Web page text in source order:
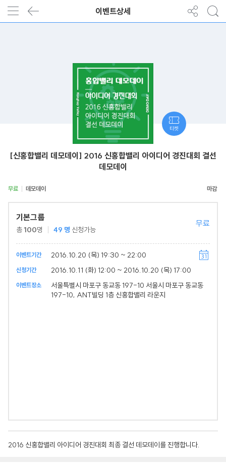
이벤트상세
[신홍합밸리 데모데이] 2016 신홍합밸리 아이디어 경진대회 결선
데모데이
무료 데모데이
기본그룹
총100명 49 명 신청가능
무료
이벤트기간 2016.10.20 (목) 19:30 ~ 22:00
신청기간 2016.10.11 (화) 12:00 ~ 2016.10.20 (목) 17:00
이벤트장소
서울특별시 마포구 동교동 197-10 서울시 마포구 동교동
197-10, ANT빌딩 1층 신홍합밸리 라운지
2016 신홍합밸리 아이디어 경진대회 최종 결선 데모데이를 진행합니다.
티켓